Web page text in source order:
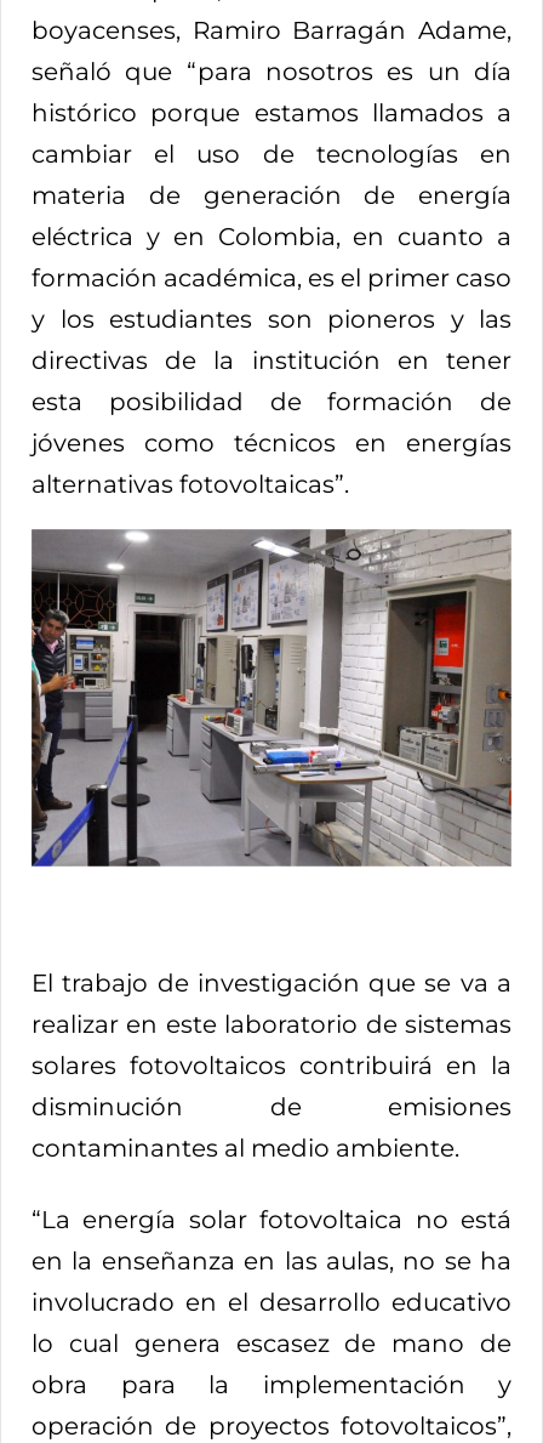
boyacenses, Ramiro Barragán Adame,
señaló que “para nosotros es un día
histórico porque estamos llamados a
cambiar el uso de tecnologías en
materia de generación de energía
eléctrica y en Colombia, en cuanto a
formación académica, es el primer caso
y los estudiantes son pioneros y las
directivas de la institución en tener
esta posibilidad de formación de
jóvenes como técnicos en energías
alternativas fotovoltaicas”.
El trabajo de investigación que se va a
realizar en este laboratorio de sistemas
solares fotovoltaicos contribuirá en la
disminución de emisiones
contaminantes al medio ambiente.
“La energía solar fotovoltaica no está
en la enseñanza en las aulas, no se ha
involucrado en el desarrollo educativo
lo cual genera escasez de mano de
obra para la implementación y
operación de proyectos fotovoltaicos”,